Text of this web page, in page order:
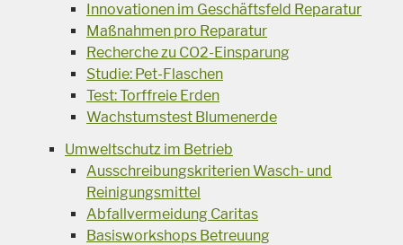
Innovationen im Geschäftsfeld Reparatur
Maßnahmen pro Reparatur
Recherche zu CO2-Einsparung
Studie: Pet-Flaschen
Test: Torffreie Erden
Wachstumstest Blumenerde
Umweltschutz im Betrieb
Ausschreibungskriterien Wasch- und
Reinigungsmittel
Abfallvermeidung Caritas
Basisworkshops Betreuung